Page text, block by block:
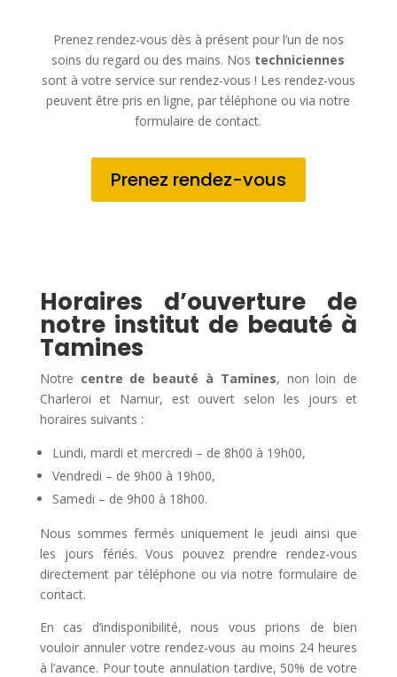
Prenez rendez-vous dès à présent pour l’un de nos
soins du regard ou des mains. Nos techniciennes
sont à votre service sur rendez-vous ! Les rendez-vous
peuvent être pris en ligne, par téléphone ou via notre
formulaire de contact.
Prenez rendez-vous
Horaires d’ouverture de
notre institut de beauté à
Tamines
Notre centre de beauté à Tamines, non loin de
Charleroi et Namur, est ouvert selon les jours et
horaires suivants :
Lundi, mardi et mercredi – de 8h00 à 19h00,
Vendredi – de 9h00 à 19h00,
Samedi – de 9h00 à 18h00.
Nous sommes fermés uniquement le jeudi ainsi que
les jours fériés. Vous pouvez prendre rendez-vous
directement par téléphone ou via notre formulaire de
contact.
En cas d’indisponibilité, nous vous prions de bien
vouloir annuler votre rendez-vous au moins 24 heures
à l’avance. Pour toute annulation tardive, 50% de votre